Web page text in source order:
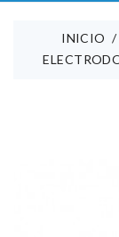
INICIO